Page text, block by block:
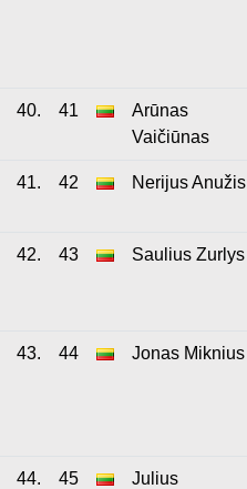
40. 41
Arūnas
Vaičiūnas
41. 42 Nerijus Anužis
42. 43 Saulius Zurlys
43. 44 Jonas Miknius
44. 45
Julius